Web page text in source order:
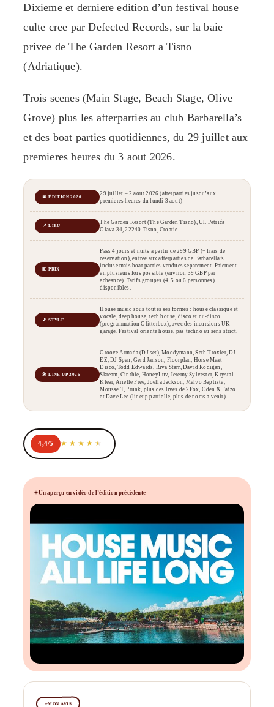
Dixieme et derniere edition d’un festival house
culte cree par Defected Records, sur la baie
privee de The Garden Resort a Tisno
(Adriatique).
Trois scenes (Main Stage, Beach Stage, Olive
Grove) plus les afterparties au club Barbarella’s
et des boat parties quotidiennes, du 29 juillet aux
premieres heures du 3 aout 2026.
📅 ÉDITION 2026
29 juillet – 2 aout 2026 (afterparties jusqu’aux
premieres heures du lundi 3 aout)
📍 LIEU
The Garden Resort (The Garden Tisno), Ul. Petrića
Glava 34, 22240 Tisno, Croatie
💶 PRIX
Pass 4 jours et nuits a partir de 299 GBP (+ frais de
reservation), entree aux afterparties de Barbarella’s
incluse mais boat parties vendues separement. Paiement
en plusieurs fois possible (environ 39 GBP par
echeance). Tarifs groupes (4, 5 ou 6 personnes)
disponibles.
🎵 STYLE
House music sous toutes ses formes : house classique et
vocale, deep house, tech house, disco et nu-disco
(programmation Glitterbox), avec des incursions UK
garage. Festival oriente house, pas techno au sens strict.
🎤 LINE-UP 2026
Groove Armada (DJ set), Moodymann, Seth Troxler, DJ
EZ, DJ Spen, Gerd Janson, Floorplan, Horse Meat
Disco, Todd Edwards, Riva Starr, David Rodigan,
Skream, Cinthie, HoneyLuv, Jeremy Sylvester, Krystal
Klear, Arielle Free, Joella Jackson, Melvo Baptiste,
Mousse T, Prunk, plus des lives de 2Fox, Oden & Fatzo
et Dave Lee (lineup partielle, plus de noms a venir).
4,4/5
Un aperçu en vidéo de l’édition précédente
MON AVIS